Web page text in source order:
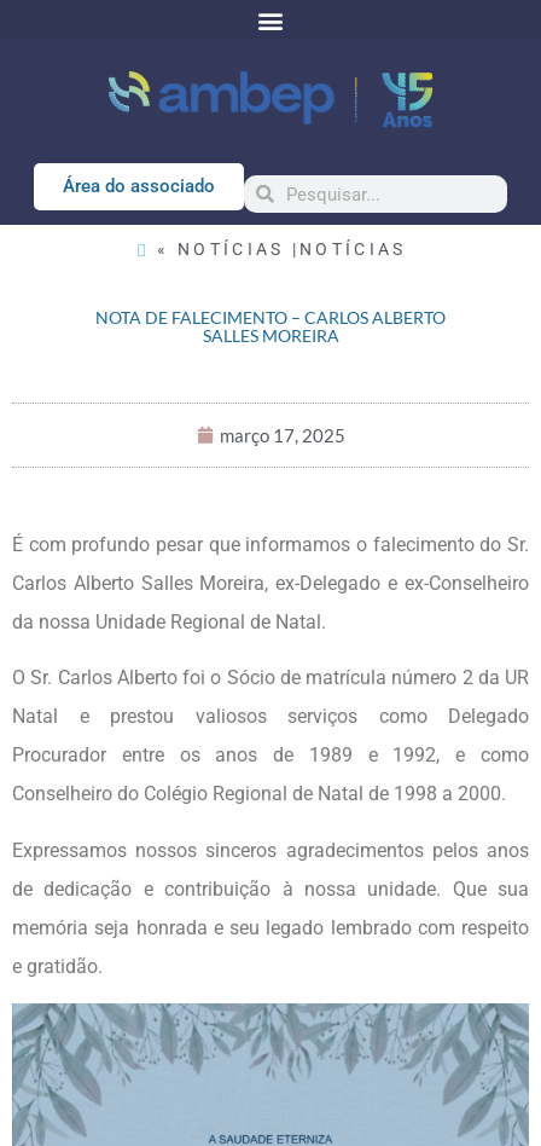
Área do associado
« NOTÍCIAS | NOTÍCIAS
NOTA DE FALECIMENTO – CARLOS ALBERTO
SALLES MOREIRA
março 17, 2025
É com profundo pesar que informamos o falecimento do Sr.
Carlos Alberto Salles Moreira, ex-Delegado e ex-Conselheiro
da nossa Unidade Regional de Natal.
O Sr. Carlos Alberto foi o Sócio de matrícula número 2 da UR
Natal e prestou valiosos serviços como Delegado
Procurador entre os anos de 1989 e 1992, e como
Conselheiro do Colégio Regional de Natal de 1998 a 2000.
Expressamos nossos sinceros agradecimentos pelos anos
de dedicação e contribuição à nossa unidade. Que sua
memória seja honrada e seu legado lembrado com respeito
e gratidão.